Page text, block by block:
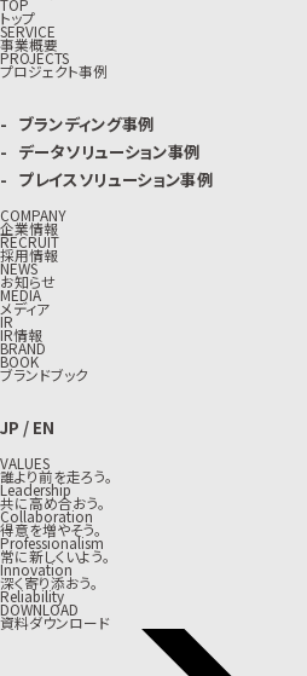
TOP
トップ
SERVICE
事業概要
PROJECTS
プロジェクト事例
ブランディング事例
データソリューション事例
プレイスソリューション事例
COMPANY
企業情報
RECRUIT
採用情報
NEWS
お知らせ
MEDIA
メディア
IR
IR情報
BRAND
BOOK
ブランドブック
JP / EN
VALUES
誰より前を走ろう。
Leadership
共に高め合おう。
Collaboration
得意を増やそう。
Professionalism
常に新しくいよう。
Innovation
深く寄り添おう。
Reliability
DOWNLOAD
資料ダウンロード